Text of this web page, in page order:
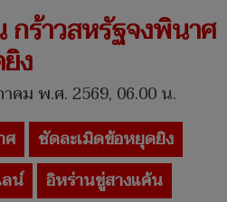
กร้าวสหรัฐจงพินาศ
ง
ม พ.ศ. 2569, 06.00 น.
ศ
ซัดละเมิดข้อหยุดยิง
น์ อิหร่านขู่สางแค้น